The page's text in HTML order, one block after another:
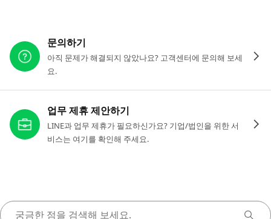
문의하기
아직 문제가 해결되지 않았나요? 고객센터에 문의해 보세
요.
업무 제휴 제안하기
LINE과 업무 제휴가 필요하신가요? 기업/법인을 위한 서
비스는 여기를 확인해 주세요.